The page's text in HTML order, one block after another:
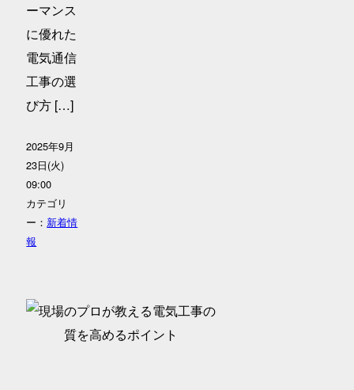
ーマンス
に優れた
電気通信
工事の選
び方 […]
2025年9月
23日(火)
09:00
カテゴリ
ー： 新着情
報